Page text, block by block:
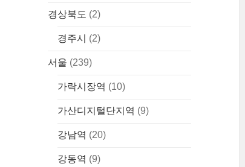
경상북도 (2)
경주시 (2)
서울 (239)
가락시장역 (10)
가산디지털단지역 (9)
강남역 (20)
강동역 (9)